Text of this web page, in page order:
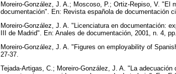
Moreiro-González, J. A.; Moscoso, P.; Ortiz-Repiso, V. "El
documentación". En: Revista española de documentación
Moreiro-González, J. A. "Licenciatura en documentación:
III de Madrid". En: Anales de documentación, 2001, n. 4,
Moreiro-González, J. A. "Figures on employability of
27-37.
Tejada-Artigas, C.; Moreiro-González, J. A. "La